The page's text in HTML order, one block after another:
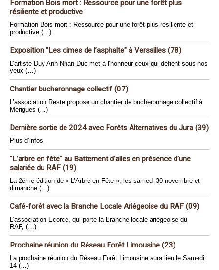
Formation Bois mort : Ressource pour une forêt plus
résiliente et productive
Formation Bois mort : Ressource pour une forêt plus résiliente et
productive (…)
Exposition "Les cimes de l’asphalte" à Versailles (78)
L’artiste Duy Anh Nhan Duc met à l’honneur ceux qui défient sous nos
yeux (…)
Chantier bucheronnage collectif (07)
L’association Reste propose un chantier de bucheronnage collectif à
Mérigues (…)
Dernière sortie de 2024 avec Forêts Alternatives du Jura (39)
Plus d’infos.
"L’arbre en fête" au Battement d’ailes en présence d’une
salariée du RAF (19)
La 2éme édition de « L’Arbre en Fête », les samedi 30 novembre et
dimanche (…)
Café-forêt avec la Branche Locale Ariégeoise du RAF (09)
L’association Ecorce, qui porte la Branche locale ariégeoise du
RAF, (…)
Prochaine réunion du Réseau Forêt Limousine (23)
La prochaine réunion du Réseau Forêt Limousine aura lieu le Samedi
14 (…)